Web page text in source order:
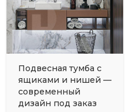
Подвесная тумба с
ящиками и нишей —
современный
дизайн под заказ